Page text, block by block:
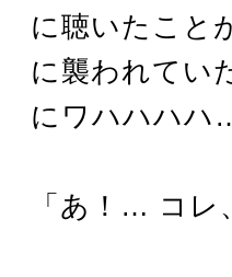
に聴いたこと
に襲われてい
にワハハハハ
「あ！… コレ